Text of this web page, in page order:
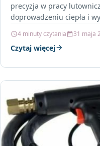
precyzja w pracy
doprowadzeniu ciepła i
4 minuty czytania 31 maja
Czytaj więcej